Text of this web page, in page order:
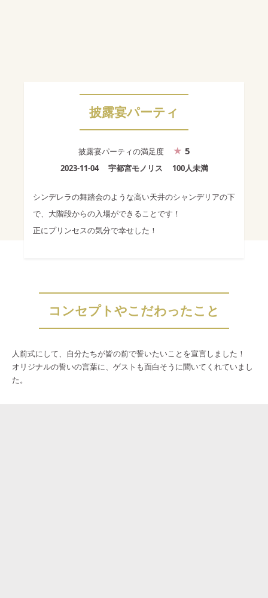
披露宴パーティ
披露宴パーティの満足度 5
2023-11-04 宇都宮モノリス 100人未満
シンデレラの舞踏会のような高い天井のシャンデリアの下
で、大階段からの入場ができることです！
正にプリンセスの気分で幸せした！
コンセプトやこだわったこと
人前式にして、自分たちが皆の前で誓いたいことを宣言しました！
オリジナルの誓いの言葉に、ゲストも面白そうに聞いてくれていまし
た。